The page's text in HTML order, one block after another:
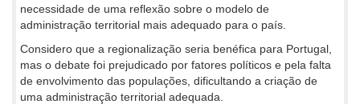
necessidade de uma reflexão sobre o modelo de
administração territorial mais adequado para o país.
Considero que a regionalização seria benéfica para Portugal,
mas o debate foi prejudicado por fatores políticos e pela falta
de envolvimento das populações, dificultando a criação de
uma administração territorial adequada.